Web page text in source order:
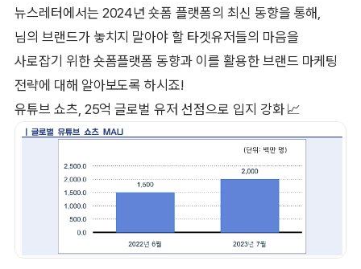
뉴스레터에서는 2024년 숏폼 플랫폼의 최신 동향을 통해,
님의 브랜드가 놓치지 말아야 할 타겟유저들의 마음을
사로잡기 위한 숏폼플랫폼 동향과 이를 활용한 브랜드 마케팅
전략에 대해 알아보도록 하시죠!
유튜브 쇼츠, 25억 글로벌 유저 선점으로 입지 강화 📈